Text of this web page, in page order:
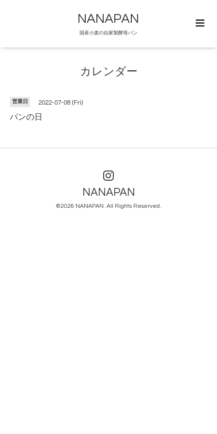
NANAPAN
国産小麦の自家製酵母パン
カレンダー
営業日 2022-07-08 (Fri)
パンの日
NANAPAN
©2026 NANAPAN. All Rights Reserved.